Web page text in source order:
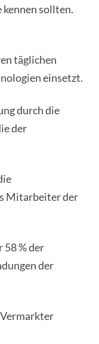
sollten.
täglichen
einsetzt.
durch die
der
Mitarbeiter der
% der
der